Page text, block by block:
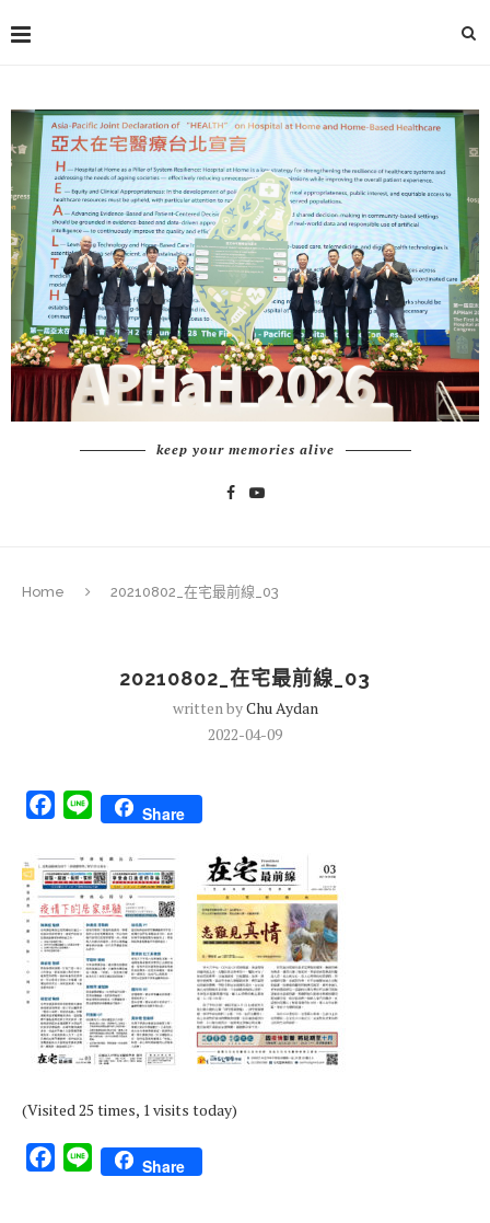
keep your memories alive
Home 20210802_在宅最前線_03
20210802_在宅最前線_03
written byChu Aydan
2022-04-09
Facebook
Line Share
(Visited 25 times, 1 visits today)
Facebook
Line Share